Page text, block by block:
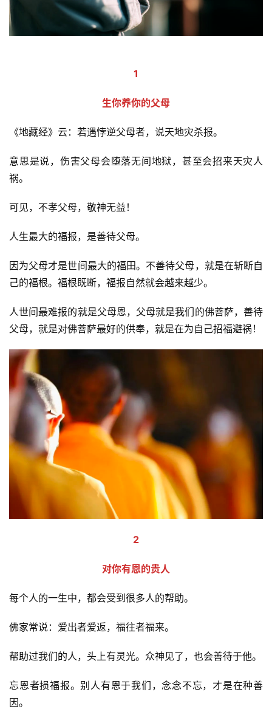
1
生你养你的父母
《地藏经》云：若遇悖逆父母者，说天地灾杀报。
意思是说，伤害父母会堕落无间地狱，甚至会招来天灾人
祸。
可见，不孝父母，敬神无益！
人生最大的福报，是善待父母。
因为父母才是世间最大的福田。不善待父母，就是在斩断自
己的福根。福根既断，福报自然就会越来越少。
人世间最难报的就是父母恩，父母就是我们的佛菩萨，善待
父母，就是对佛菩萨最好的供奉，就是在为自己招福避祸！
2
对你有恩的贵人
每个人的一生中，都会受到很多人的帮助。
佛家常说：爱出者爱返，福往者福来。
帮助过我们的人，头上有灵光。众神见了，也会善待于他。
忘恩者损福报。别人有恩于我们，念念不忘，才是在种善
因。